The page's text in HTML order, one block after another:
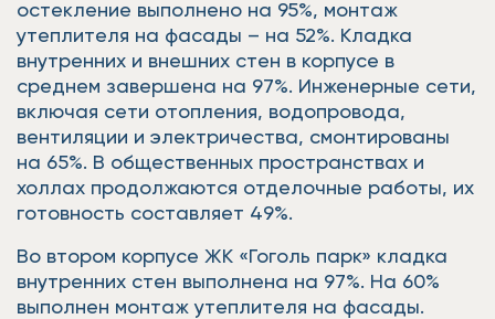
остекление выполнено на 95%, монтаж
утеплителя на фасады – на 52%. Кладка
внутренних и внешних стен в корпусе в
среднем завершена на 97%. Инженерные сети,
включая сети отопления, водопровода,
вентиляции и электричества, смонтированы
на 65%. В общественных пространствах и
холлах продолжаются отделочные работы, их
готовность составляет 49%.
Во втором корпусе ЖК «Гоголь парк» кладка
внутренних стен выполнена на 97%. На 60%
выполнен монтаж утеплителя на фасады.